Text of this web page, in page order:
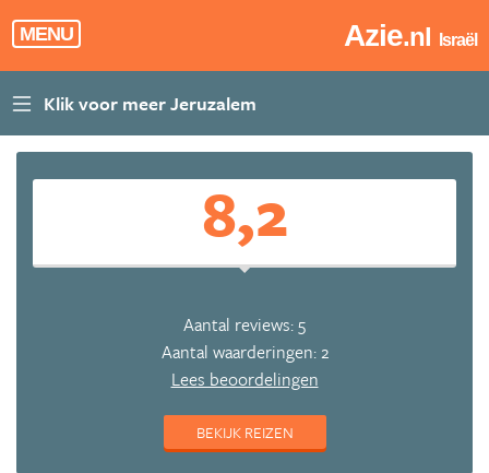
MENU Azie.nl Israël
8,2
Aantal reviews: 5
Aantal waarderingen: 2
Lees beoordelingen
BEKIJK REIZEN